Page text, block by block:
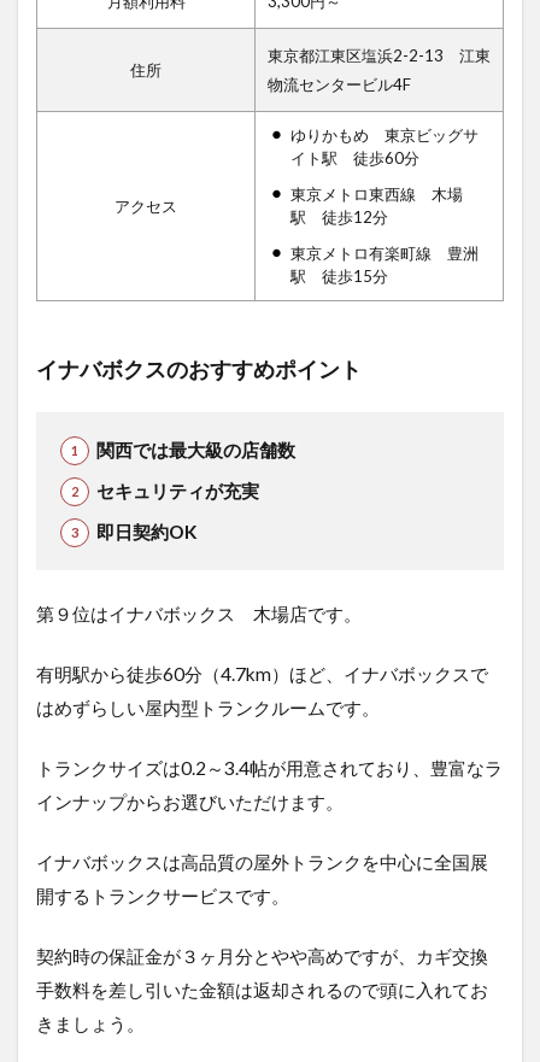
住所
東京都江東区塩浜2-2-13 江東
物流センタービル4F
アクセス
ゆりかもめ 東京ビッグサ
イト駅 徒歩60分
東京メトロ東西線 木場
駅 徒歩12分
東京メトロ有楽町線 豊洲
駅 徒歩15分
イナバボクスのおすすめポイント
関西では最大級の店舗数
セキュリティが充実
即日契約OK
第９位はイナバボックス 木場店です。
有明駅から徒歩60分（4.7km）ほど、イナバボックスで
はめずらしい屋内型トランクルームです。
トランクサイズは0.2～3.4帖が用意されており、豊富なラ
インナップからお選びいただけます。
イナバボックスは高品質の屋外トランクを中心に全国展
開するトランクサービスです。
契約時の保証金が３ヶ月分とやや高めですが、カギ交換
手数料を差し引いた金額は返却されるので頭に入れてお
きましょう。